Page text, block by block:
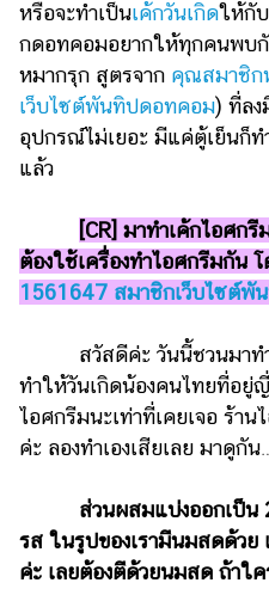
สูตร
อาหาร
ง่ายๆ
ช้อป
ปิ้ง
รถยนต์
บ้าน
และ
ตกแต่ง
มือ
ถือ
ราคา
ราคา
น้ำมัน
หรือจะทำเป็นเค้กวันเกิดให้กั
กดอทคอมอยากให้ทุกคนพบกั
หมากรุก สูตรจาก คุณสมาชิก
เว็บไซต์พันทิปดอทคอม) ที่ลง
อุปกรณ์ไม่เยอะ มีแค่ตู้เย็นก็
แล้ว
[CR] มาทำเค้กไอศก
ต้องใช้เครื่องทำไอศกรีมกัน
1561647 สมาชิกเว็บไซต์พั
สวัสดีค่ะ วันนี้ชวนมาทำเ
ทำให้วันเกิดน้องคนไทยที่อ
ไอศกรีมนะเท่าที่เคยเจอ ร้าน
ค่ะ ลองทำเองเสียเลย มาดูกั
ส่วนผสมแบ่งออกเป็น
รส ในรูปของเรามีนมสดด้วย
ค่ะ เลยต้องตีด้วยนมสด ถ้าใ